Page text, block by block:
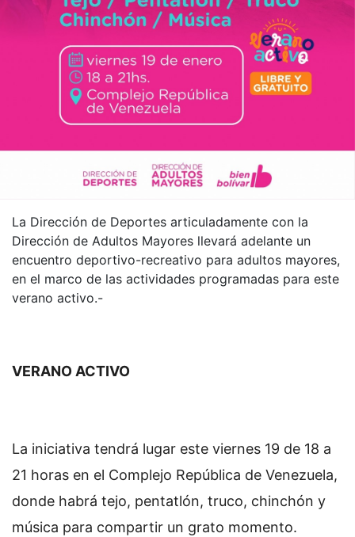
La Dirección de Deportes articuladamente con la
Dirección de Adultos Mayores llevará adelante un
encuentro deportivo-recreativo para adultos mayores,
en el marco de las actividades programadas para este
verano activo.-
VERANO ACTIVO
La iniciativa tendrá lugar este viernes 19 de 18 a
21 horas en el Complejo República de Venezuela,
donde habrá tejo, pentatlón, truco, chinchón y
música para compartir un grato momento.